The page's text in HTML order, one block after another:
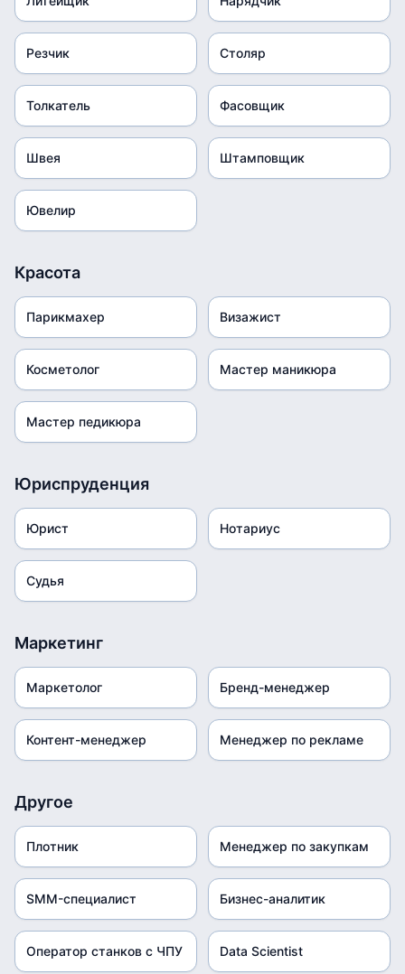
Резчик Столяр
Толкатель Фасовщик
Швея Штамповщик
Ювелир
Красота
Парикмахер Визажист
Косметолог Мастер маникюра
Мастер педикюра
Юриспруденция
Юрист Нотариус
Судья
Маркетинг
Маркетолог Бренд-менеджер
Контент-менеджер Менеджер по рекламе
Другое
Плотник Менеджер по закупкам
SMM-специалист Бизнес-аналитик
Оператор станков с ЧПУ Data Scientist